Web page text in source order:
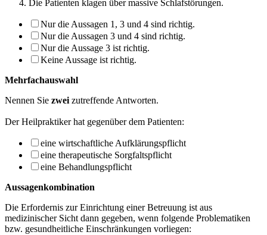
Die Patienten klagen über massive Schlafstörungen.
Nur die Aussagen 1, 3 und 4 sind richtig.
Nur die Aussagen 3 und 4 sind richtig.
Nur die Aussage 3 ist richtig.
Keine Aussage ist richtig.
Mehrfachauswahl
Nennen Sie zwei zutreffende Antworten.
Der Heilpraktiker hat gegenüber dem Patienten:
eine wirtschaftliche Aufklärungspflicht
eine therapeutische Sorgfaltspflicht
eine Behandlungspflicht
Aussagenkombination
Die Erfordernis zur Einrichtung einer Betreuung ist aus
medizinischer Sicht dann gege­ben, wenn folgende Problematiken
bzw. gesundheitliche Einschränkungen vorliegen: